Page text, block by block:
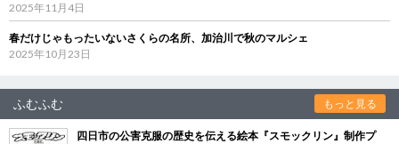
2025年11月4日
春だけじゃもったいないさくらの名所、加治川で秋のマルシェ
2025年10月23日
ふむふむ もっと見る
四日市の公害克服の歴史を伝える絵本『スモックリン』制作プ